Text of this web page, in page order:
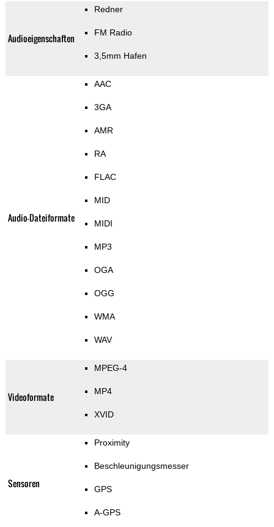
Audioeigenschaften
Redner
FM Radio
3,5mm Hafen
Audio-Dateiformate
AAC
3GA
AMR
RA
FLAC
MID
MIDI
MP3
OGA
OGG
WMA
WAV
Videoformate
MPEG-4
MP4
XVID
Sensoren
Proximity
Beschleunigungsmesser
GPS
A-GPS